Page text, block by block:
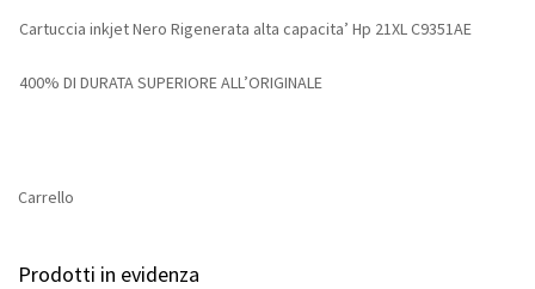
Cartuccia inkjet Nero Rigenerata alta capacita’ Hp 21XL C9351AE
400% DI DURATA SUPERIORE ALL’ORIGINALE
Carrello
Prodotti in evidenza